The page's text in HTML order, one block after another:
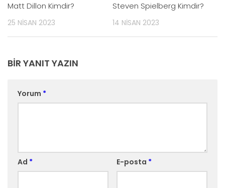
Matt Dillon Kimdir?
25 NISAN 2023
Steven Spielberg Kimdir?
14 NISAN 2023
BIR YANIT YAZIN
Yorum *
Ad * E-posta *